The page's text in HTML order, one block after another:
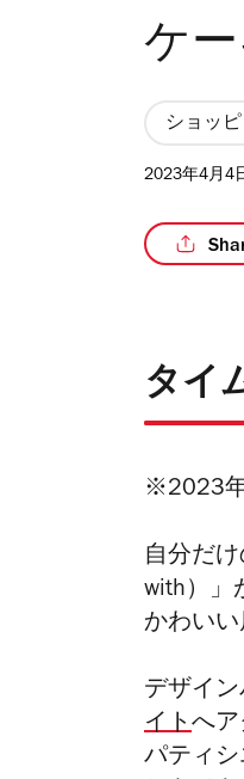
ケ
ショッ
2023年4月4
タイ
※2023
自分だ
with）」
かわいい
デザイ
イトへア
パティ